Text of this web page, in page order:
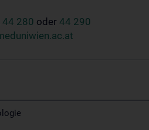
44 280 oder 44 290